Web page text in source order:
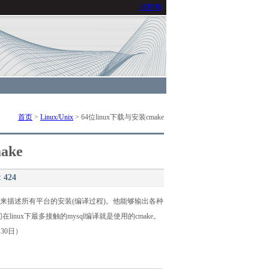
邮费网
首页 > Linux/Unix > 64位linux下载与安装cmake
424
描述所有平台的安装(编译过程)。他能够输出各种
linux下最多接触的mysql编译就是使用的cmake。
日）